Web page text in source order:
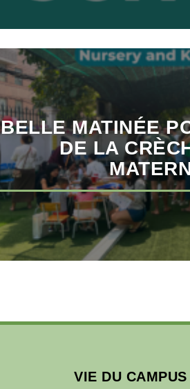
BELLE MATINÉE
DE LA
VIE DU CAMPUS